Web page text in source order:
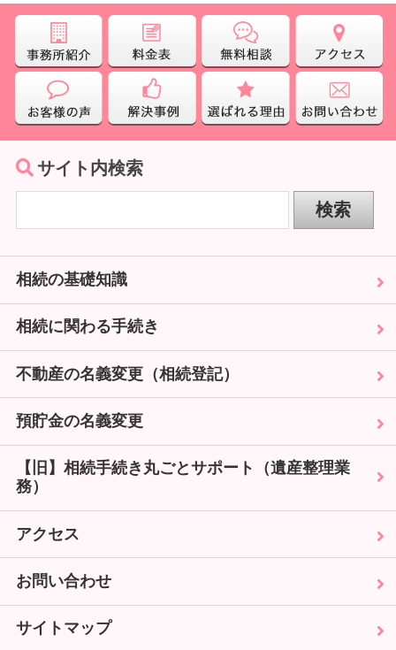
サイト内検索
相続の基礎知識
相続に関わる手続き
不動産の名義変更（相続登記）
預貯金の名義変更
【旧】相続手続き丸ごとサポート（遺産整理業
務）
アクセス
お問い合わせ
サイトマップ